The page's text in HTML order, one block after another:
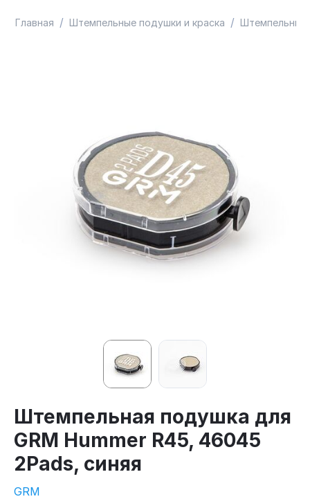
Главная / Штемпельные подушки и краска / Штемпельные
Штемпельная подушка для
GRM Hummer R45, 46045
2Pads, синяя
GRM